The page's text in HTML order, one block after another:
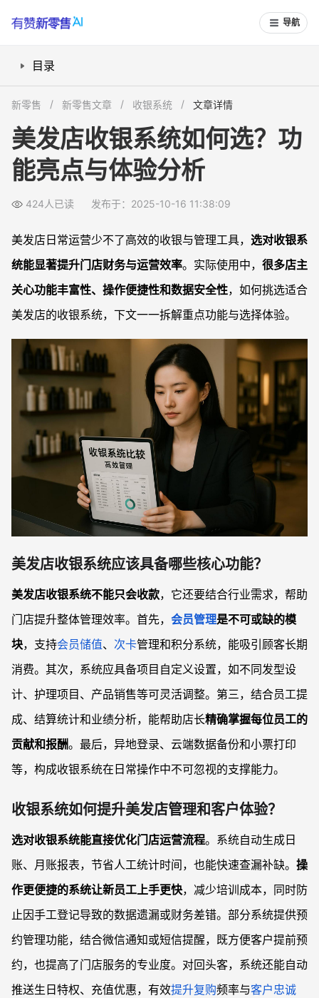
导航
目录
常见的美发店收银系统优缺点有哪些？
美发店如何根据自身需求选择收银系统？
美发店初次使用收银系统需要注意什么？
如果网络断线，云端收银系统还能正常收款吗？
新零售 新零售文章 收银系统 文章详情
美发店收银系统如何选？功
能亮点与体验分析
424人已读 发布于：2025-10-16 11:38:09
美发店日常运营少不了高效的收银与管理工具， 选对收银系
统能显著提升门店财务与运营效率。实际使用中， 很多店主
关心功能丰富性、操作便捷性和数据安全性，如何挑选适合
美发店的收银系统，下文一一拆解重点功能与选择体验。
美发店收银系统应该具备哪些核心功能？
美发店收银系统不能只会收款，它还要结合行业需求，帮助
门店提升整体管理效率。首先， 会员管理是不可或缺的模
块，支持会员储值、 次卡管理和积分系统，能吸引顾客长期
消费。其次，系统应具备项目自定义设置，如不同发型设
计、护理项目、产品销售等可灵活调整。第三，结合员工提
成、结算统计和业绩分析，能帮助店长精确掌握每位员工的
贡献和报酬。最后，异地登录、云端数据备份和小票打印
等，构成收银系统在日常操作中不可忽视的支撑能力。
收银系统如何提升美发店管理和客户体验？
选对收银系统能直接优化门店运营流程。系统自动生成日
账、月账报表，节省人工统计时间，也能快速查漏补缺。 操
作更便捷的系统让新员工上手更快，减少培训成本，同时防
止因手工登记导致的数据遗漏或财务差错。部分系统提供预
约管理功能，结合微信通知或短信提醒，既方便客户提前预
约，也提高了门店服务的专业度。对回头客，系统还能自动
推送生日特权、充值优惠，有效提升复购频率与客户忠诚